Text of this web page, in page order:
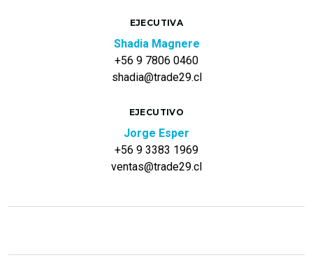
EJECUTIVA
Shadia Magnere
+56 9 7806 0460
shadia@trade29.cl
EJECUTIVO
Jorge Esper
+56 9 3383 1969
ventas@trade29.cl